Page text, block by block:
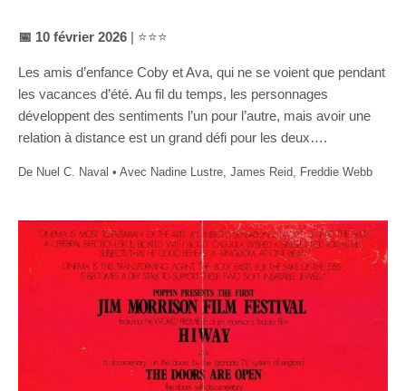
📅 10 février 2026 | ⭐⭐⭐
Les amis d’enfance Coby et Ava, qui ne se voient que pendant
les vacances d’été. Au fil du temps, les personnages
développent des sentiments l’un pour l’autre, mais avoir une
relation à distance est un grand défi pour les deux….
De Nuel C. Naval • Avec Nadine Lustre, James Reid, Freddie Webb